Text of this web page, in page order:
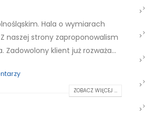
Hala o wymiarach
naszej strony zaproponowalism
klient już rozważa...
ZOBACZ WIĘCEJ ...